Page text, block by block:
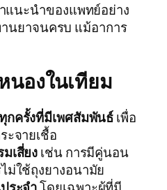
นะนำของแพทย์อย่าง
นยาจนครบ แม้อาการ
นองในเทียม
กครั้งที่มีเพศสัมพันธ์เพื่อ
ะจายเชื้อ
เสี่ยงเช่น การมีคู่นอน
ม่ใช้ถุงยางอนามัย